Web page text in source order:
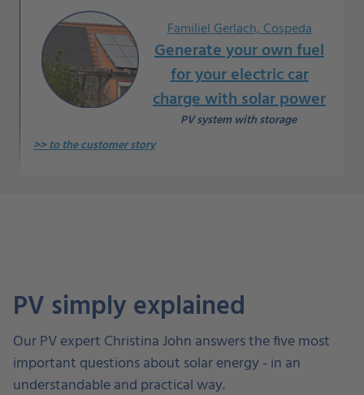
Familiel Gerlach, Cospeda
Generate your own fuel
for your electric car
charge with solar power
PV system with storage
>> to the customer story
PV simply explained
Our PV expert Christina John answers the five most
important questions about solar energy - in an
understandable and practical way.